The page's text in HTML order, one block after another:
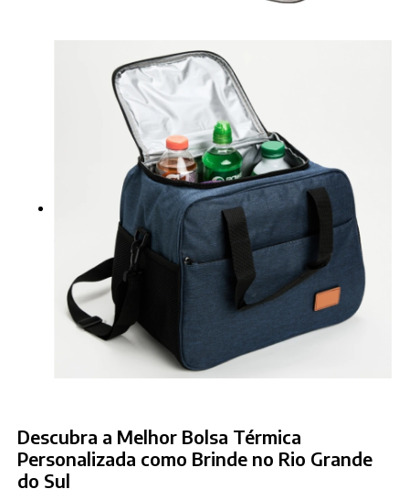
Descubra a Melhor Bolsa Térmica
Personalizada como Brinde no Rio Grande
do Sul